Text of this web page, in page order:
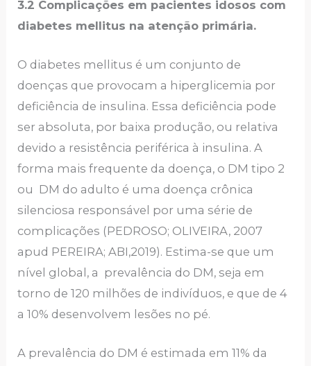
3.2 Complicações em pacientes idosos com
diabetes mellitus na atenção primária.
O diabetes mellitus é um conjunto de
doenças que provocam a hiperglicemia por
deficiência de insulina. Essa deficiência pode
ser absoluta, por baixa produção, ou relativa
devido a resistência periférica à insulina. A
forma mais frequente da doença, o DM tipo 2
ou DM do adulto é uma doença crônica
silenciosa responsável por uma série de
complicações (PEDROSO; OLIVEIRA, 2007
apud PEREIRA; ABI,2019). Estima-se que um
nível global, a prevalência do DM, seja em
torno de 120 milhões de indivíduos, e que de 4
a 10% desenvolvem lesões no pé.
A prevalência do DM é estimada em 11% da